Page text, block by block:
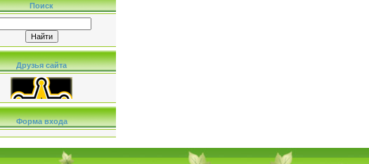
Поиск
Друзья сайта
Форма входа